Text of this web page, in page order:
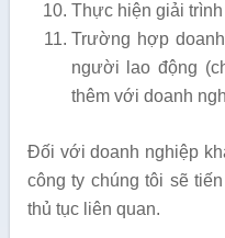
Thực hiện giải
Trường hợp
người lao động
thêm với doanh
Đối với doanh nghiệp
công ty chúng tôi sẽ
thủ tục liên quan.